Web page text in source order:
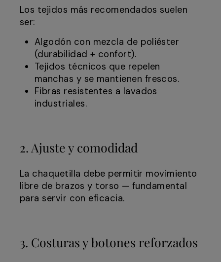
Los tejidos más recomendados suelen
ser:
Algodón con mezcla de poliéster
(durabilidad + confort).
Tejidos técnicos que repelen
manchas y se mantienen frescos.
Fibras resistentes a lavados
industriales.
2. Ajuste y comodidad
La chaquetilla debe permitir movimiento
libre de brazos y torso — fundamental
para servir con eficacia.
3. Costuras y botones reforzados